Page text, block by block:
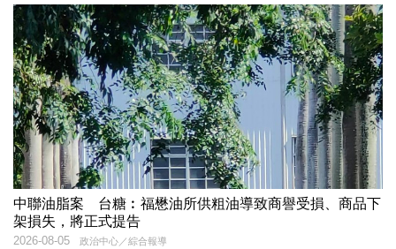
中聯油脂案 台糖︰福懋油所供粗油導致商譽受損、商品下
架損失，將正式提告
政治中心／綜合報導
2026-08-05